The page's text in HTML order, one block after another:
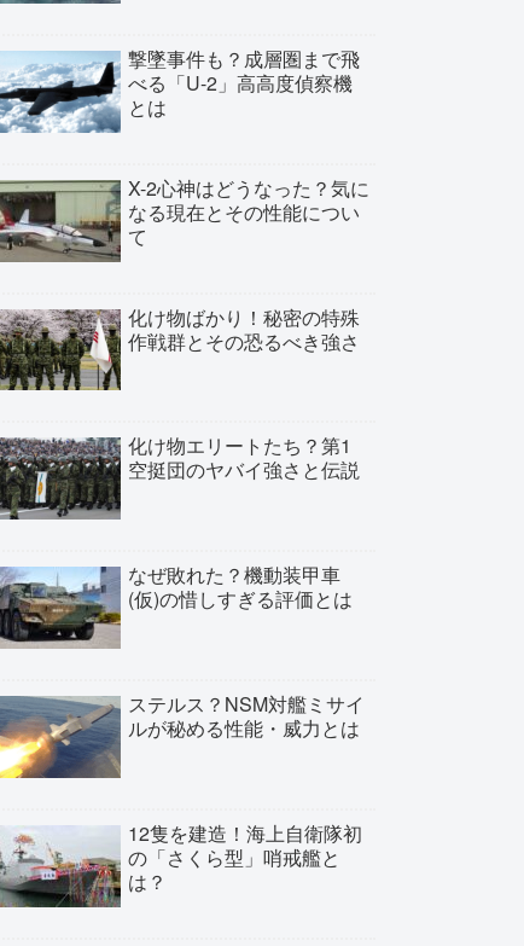
撃墜事件も？成層圏まで飛
べる「U-2」高高度偵察機
とは
X-2心神はどうなった？気に
なる現在とその性能につい
て
化け物ばかり！秘密の特殊
作戦群とその恐るべき強さ
化け物エリートたち？第1
空挺団のヤバイ強さと伝説
なぜ敗れた？機動装甲車
(仮)の惜しすぎる評価とは
ステルス？NSM対艦ミサイ
ルが秘める性能・威力とは
12隻を建造！海上自衛隊初
の「さくら型」哨戒艦と
は？